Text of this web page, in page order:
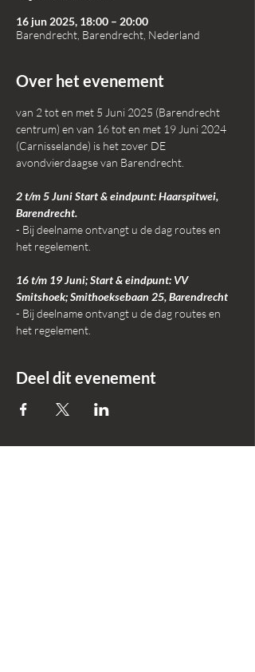
16 jun 2025, 18:00 – 20:00
Barendrecht, Barendrecht, Nederland
Over het evenement
van 2 tot en met 5 Juni 2025 (Barendrecht
centrum) en van 16 tot en met 19 Juni 2024
(Carnisselande) is het zover DE
avondvierdaagse van Barendrecht.
2 t/m 5 Juni Start & eindpunt: Haarspitwei,
Barendrecht.
- Bij deelname ontvangt u de dag routes en
het regelement.
16 t/m 19 Juni; Start & eindpunt: VV
Smitshoek; Smithoeksebaan 25, Barendrecht
- Bij deelname ontvangt u de dag routes en
het regelement.
Deel dit evenement